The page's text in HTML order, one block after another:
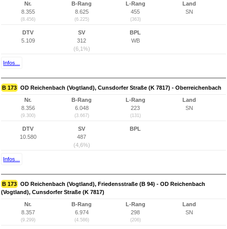
Nr.
8.355
(8.456)
B-Rang
8.625
(6.225)
L-Rang
455
(363)
Land
SN
DTV
5.109
SV
312
(6,1%)
BPL
WB
Infos...
B 173 OD Reichenbach (Vogtland), Cunsdorfer Straße (K 7817) - Oberreichenbach
Nr.
8.356
(9.300)
B-Rang
6.048
(3.667)
L-Rang
223
(131)
Land
SN
DTV
10.580
SV
487
(4,6%)
BPL
Infos...
B 173 OD Reichenbach (Vogtland), Friedensstraße (B 94) - OD Reichenbach
(Vogtland), Cunsdorfer Straße (K 7817)
Nr.
8.357
(9.299)
B-Rang
6.974
(4.586)
L-Rang
298
(206)
Land
SN